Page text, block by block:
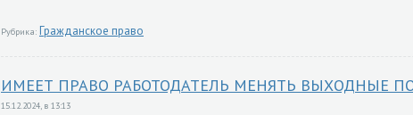
Рубрика: Гражданское право
ИМЕЕТ ПРАВО РАБОТОДАТЕЛЬ МЕНЯТЬ ВЫХОДНЫЕ
15.12.2024, в 13:13